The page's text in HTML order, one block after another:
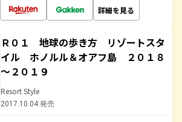
詳細を見る
Ｒ０１ 地球の歩き方 リゾートスタ
イル ホノルル＆オアフ島 ２０１８
～２０１９
Resort Style
2017.10.04 発売